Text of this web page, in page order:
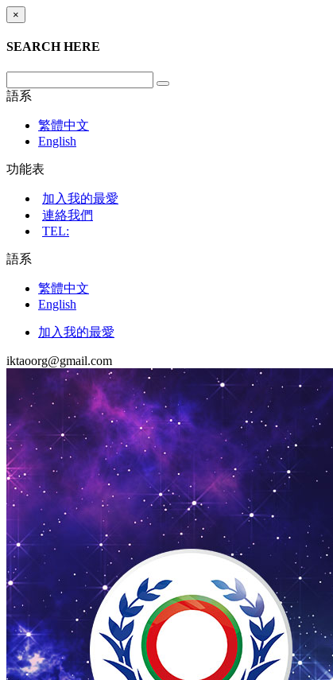
×
SEARCH HERE
語系
繁體中文
English
功能表
加入我的最愛
連絡我們
TEL:
語系
繁體中文
English
加入我的最愛
iktaoorg@gmail.com